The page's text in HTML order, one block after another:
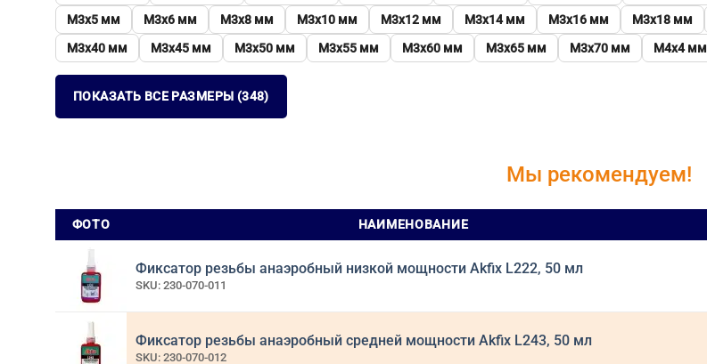
М3х5 мм
М3х6 мм М3х8 мм М3х10 мм М3х12 мм М3х14 мм М3х16 мм М3х18 мм
М3х40 мм
М3х45 мм М3х50 мм М3х55 мм М3х60 мм М3х65 мм М3х70 мм М4х4 мм
ПОКАЗАТЬ ВСЕ РАЗМЕРЫ (348)
Мы рекомендуем!
ФОТО НАИМЕНОВАНИЕ
Фиксатор резьбы анаэробный низкой мощности Akfix L222, 50 мл
SKU: 230-070-011
Фиксатор резьбы анаэробный средней мощности Akfix L243, 50 мл
SKU: 230-070-012